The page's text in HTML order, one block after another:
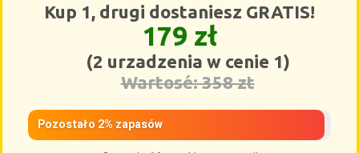
Kup 1, drugi dostaniesz GRATIS!
179 zł
(2 urzadzenia w cenie 1)
Wartosé: 358 zt
Pozostało 2% zapasów